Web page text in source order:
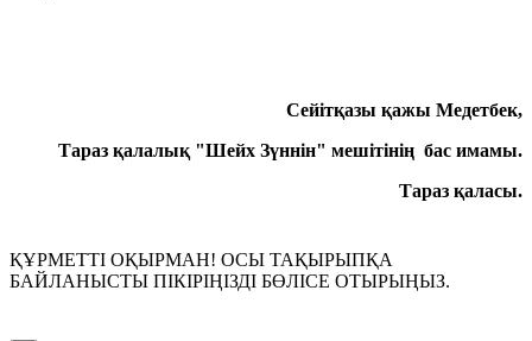
Сейітқазы қажы Медетбек,
Тараз қалалық "Шейх Зүннін" мешітінің бас имамы.
Тараз қаласы.
ҚҰРМЕТТІ ОҚЫРМАН! ОСЫ ТАҚЫРЫПҚА
БАЙЛАНЫСТЫ ПІКІРІҢІЗДІ БӨЛІСЕ ОТЫРЫҢЫЗ.